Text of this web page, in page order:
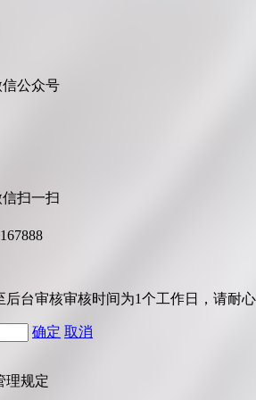
信公众号
信扫一扫
后台审核审核时间为1个工作日，请耐
确定 取消
理规定